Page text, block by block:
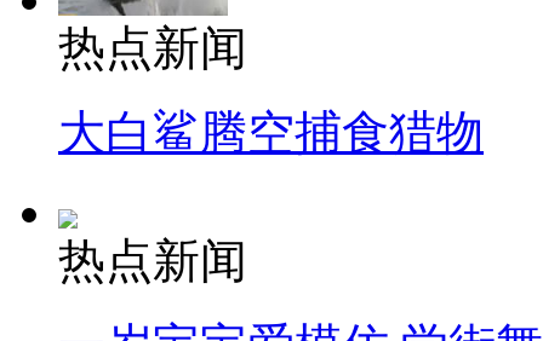
热点新闻
大白鲨腾空捕食猎物
热点新闻